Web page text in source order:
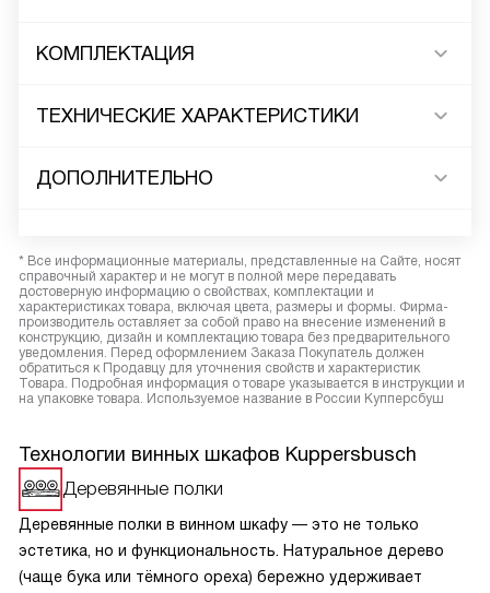
КОМПЛЕКТАЦИЯ
ТЕХНИЧЕСКИЕ ХАРАКТЕРИСТИКИ
ДОПОЛНИТЕЛЬНО
* Все информационные материалы, представленные на Сайте, носят
справочный характер и не могут в полной мере передавать
достоверную информацию о свойствах, комплектации и
характеристиках товара, включая цвета, размеры и формы. Фирма-
производитель оставляет за собой право на внесение изменений в
конструкцию, дизайн и комплектацию товара без предварительного
уведомления. Перед оформлением Заказа Покупатель должен
обратиться к Продавцу для уточнения свойств и характеристик
Товара. Подробная информация о товаре указывается в инструкции и
на упаковке товара. Используемое название в России Купперсбуш
Технологии винных шкафов Kuppersbusch
Деревянные полки
Деревянные полки в винном шкафу — это не только
эстетика, но и функциональность. Натуральное дерево
(чаще бука или тёмного ореха) бережно удерживает